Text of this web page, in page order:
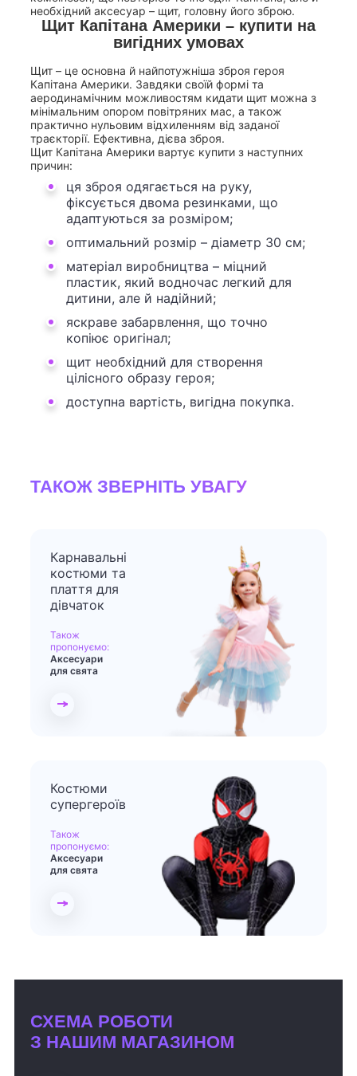
необхідний аксесуар – щит, головну його зброю.
Щит Капітана Америки – купити на
вигідних умовах
Щит – це основна й найпотужніша зброя героя
Капітана Америки. Завдяки своїй формі та
аеродинамічним можливостям кидати щит можна з
мінімальним опором повітряних мас, а також
практично нульовим відхиленням від заданої
траєкторії. Ефективна, дієва зброя.
Щит Капітана Америки вартує купити з наступних
причин:
ця зброя одягається на руку,
фіксується двома резинками, що
адаптуються за розміром;
оптимальний розмір – діаметр 30 см;
матеріал виробництва – міцний
пластик, який водночас легкий для
дитини, але й надійний;
яскраве забарвлення, що точно
копіює оригінал;
щит необхідний для створення
цілісного образу героя;
доступна вартість, вигідна покупка.
ТАКОЖ ЗВЕРНІТЬ УВАГУ
Карнавальні
костюми та
плаття для
дівчаток
Також
пропонуємо:
Аксесуари
для свята
Костюми
супергероїв
Також
пропонуємо:
Аксесуари
для свята
СХЕМА РОБОТИ
З НАШИМ МАГАЗИНОМ